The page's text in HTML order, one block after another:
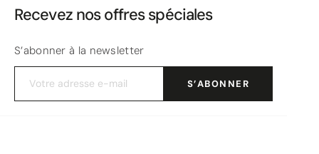
Recevez nos offres spéciales
S’abonner à la newsletter